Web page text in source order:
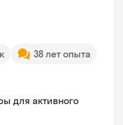
38 лет опыта
для активного